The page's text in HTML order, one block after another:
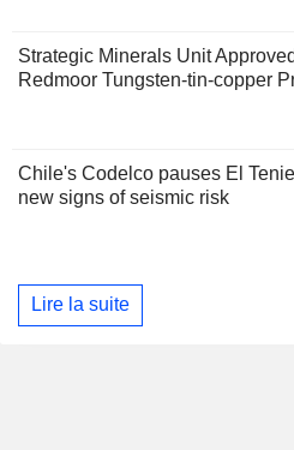
Strategic Minerals Unit
Redmoor Tungsten-tin-copper
Chile's Codelco pauses El
new signs of seismic risk
Lire la suite